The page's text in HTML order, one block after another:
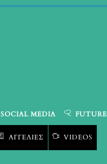
SOCIAL MEDIA FUTURE
ΑΓΓΕΛΊΕΣ VIDEOS